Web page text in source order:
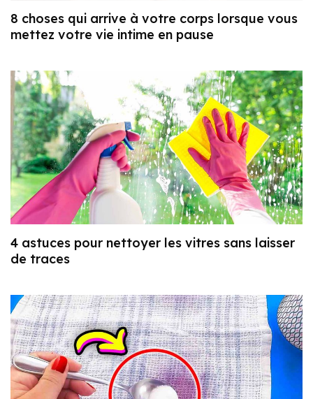
8 choses qui arrive à votre corps lorsque vous
mettez votre vie intime en pause
4 astuces pour nettoyer les vitres sans laisser
de traces